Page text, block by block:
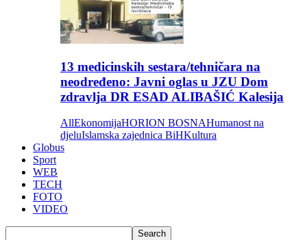
13 medicinskih sestara/tehničara na
neodređeno: Javni oglas u JZU Dom
zdravlja DR ESAD ALIBAŠIĆ Kalesija
AllEkonomijaHORION BOSNAHumanost na
djeluIslamska zajednica BiHKultura
Globus
Sport
WEB
TECH
FOTO
VIDEO